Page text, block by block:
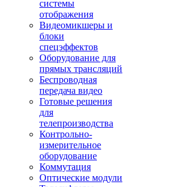
системы
отображения
Видеомикшеры и
блоки
спецэффектов
Оборудование для
прямых трансляций
Беспроводная
передача видео
Готовые решения
для
телепроизводства
Контрольно-
измерительное
оборудование
Коммутация
Оптические модули